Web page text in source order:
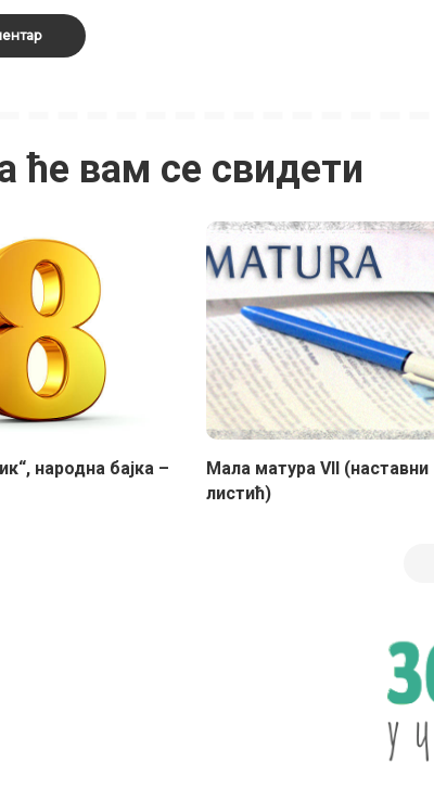
вам се свидети
народна бајка –
Мала матура VII (наставни
листић)